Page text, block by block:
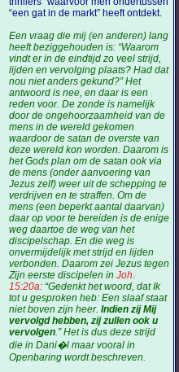
“een gat in de markt” heeft ontdekt.
Een vraag die mij (en anderen) lang
heeft beziggehouden is: “Waarom
vindt er in de eindtijd zo veel strijd,
lijden en vervolging plaats? Had dat
nou niet anders gekund?” Het
antwoord is nee, en daar is een
reden voor. De zonde is namelijk
door de ongehoorzaamheid van de
mens in de wereld gekomen
waardoor de satan de overste van
deze wereld kon worden. Daarom is
het Gods plan om de satan ook via
de mens (onder aanvoering van
Jezus zelf) weer uit de schepping te
verdrijven en te straffen. Om de
mens (een beperkt aantal daarvan)
daar op voor te bereiden is de enige
weg daartoe de weg van het
discipelschap. En die weg is
onvermijdelijk met strijd en lijden
verbonden. Daarom zei Jezus tegen
Zijn eerste discipelen in Joh.
15:20a: “Gedenkt het woord, dat Ik
tot u gesproken heb: Een slaaf staat
niet boven zijn heer. Indien zij Mij
vervolgd hebben, zij zullen ook u
vervolgen.” Het is dus deze strijd
die in Dani�l maar vooral in
Openbaring wordt beschreven.